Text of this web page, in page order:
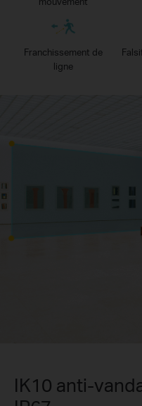
Franchissement de
ligne
IK10 anti-